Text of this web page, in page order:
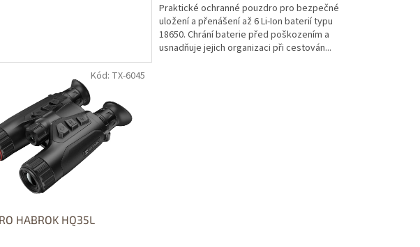
Praktické ochranné pouzdro pro bezpečné
uložení a přenášení až 6 Li-Ion baterií typu
18650. Chrání baterie před poškozením a
usnadňuje jejich organizaci při cestován...
HABROK HQ35L
Kód: TX-6045